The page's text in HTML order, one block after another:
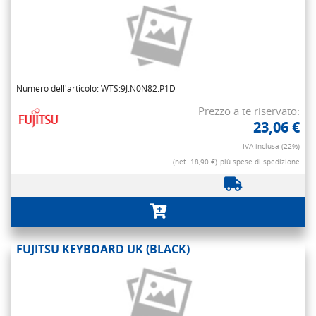
Numero dell'articolo: WTS:9J.N0N82.P1D
Prezzo a te riservato:
23,06 €
IVA inclusa (22%)
(net. 18,90 €) più spese di spedizione
FUJITSU KEYBOARD UK (BLACK)